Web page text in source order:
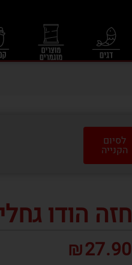
לסיום
הקנייה
חזה הודו גחלים 250
₪27.90